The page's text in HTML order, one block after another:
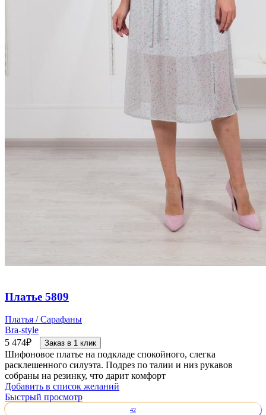
Платье 5809
Платья / Сарафаны
Bra-style
5 474₽ Заказ в 1 клик
Шифоновое платье на подкладе спокойного, слегка
расклешенного силуэта. Подрез по талии и низ рукавов
собраны на резинку, что дарит комфорт
Добавить в список желаний
Быстрый просмотр
42